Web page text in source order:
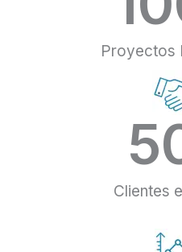
Proyectos
Clientes